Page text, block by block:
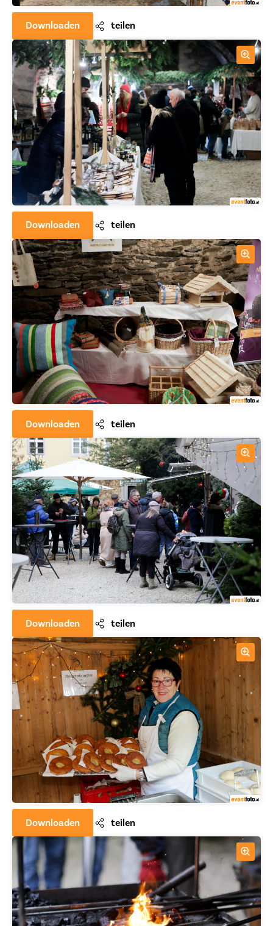
Downloaden teilen
Downloaden teilen
Downloaden teilen
Downloaden teilen
Downloaden teilen